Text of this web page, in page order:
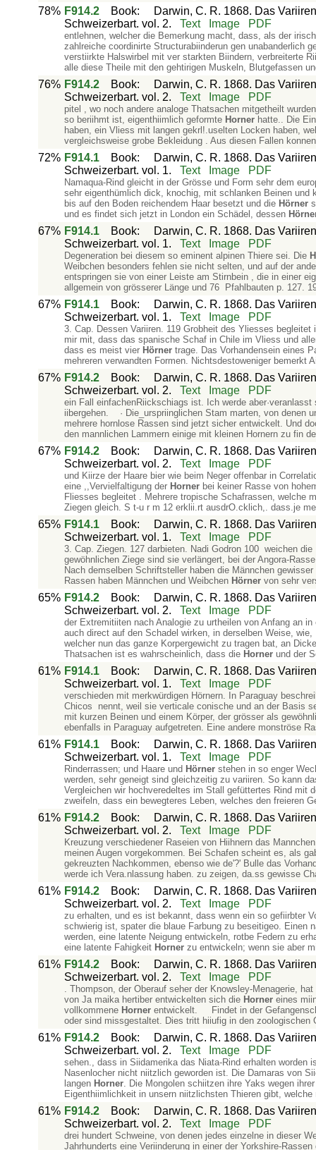
78% F914.2 Book:
Darwin, C. R. 1868. Das
Schweizerbart. vol. 2.
Text Image PDF
entlehnen, welcher die Bemerkung macht, dass, als der
zahlreiche coordinirte Structurabiinderun­ gen unabanderlich
verstiirkte Halswirbel mit ver­ starkten Biindern, verbreiterte
alle diese Theile mit den gehtirigen Muskeln, Blutgefassen
76% F914.2 Book:
Darwin, C. R. 1868. Das
Schweizerbart. vol. 2.
Text Image PDF
pitel , wo noch andere analoge Thatsachen mitgetheilt
so beriihmt ist, eigenthiimlich geformte Hornerhatte.. Die
haben, ein Vliess mit langen gekrl!.uselten Locken haben,
vergleichsweise grobe Bekleidung . Aus diesen Fallen
72% F914.1 Book:
Darwin, C. R. 1868. Das
Schweizerbart. vol. 1.
Text Image PDF
Namaqua-Rind gleicht in der Grösse und Form sehr dem
sehr eigenthümlich dick, knochig, mit schlanken Beinen
bis auf den Boden reichendem Haar besetzt und die Hörner
und es findet sich jetzt in London ein Schädel, dessen
67% F914.1 Book:
Darwin, C. R. 1868. Das
Schweizerbart. vol. 1.
Text Image PDF
Degeneration bei diesem so eminent alpinen Thiere sei. Die
Weibchen besonders fehlen sie nicht selten, und auf der
entspringen sie von einer Leiste am Stirnbein , die in einer
allgemein von grösserer Länge und 76 Pfahlbauten p. 127.
67% F914.1 Book:
Darwin, C. R. 1868. Das
Schweizerbart. vol. 1.
Text Image PDF
3. Cap. Dessen Variiren. 119 Grobheit des Yliesses
mir mit, dass das spanische Schaf in Chile im Vliess und
dass es meist vier Hörnertrage. Das Vorhandensein eines
mehreren verwandten Formen. Nichtsdestoweniger bemerkt
67% F914.2 Book:
Darwin, C. R. 1868. Das
Schweizerbart. vol. 2.
Text Image PDF
ein Fall einfachenRiickschiags ist. Ich werde
iibergehen. · Die_urspriinglichen Stam marten, von denen
mehrere hornlose Rassen sind jetzt sicher entwickelt. Und
den mannlichen Lammern einige mit kleinen Hornern zu fin­
67% F914.2 Book:
Darwin, C. R. 1868. Das
Schweizerbart. vol. 2.
Text Image PDF
und Kiirze der Haare bier wie beim Neger offenbar in
eine ,,Vervielfaltigung der Hornerbei keiner Rasse von
Fliesses begleitet . Mehrere tropische Schafrassen, welche
Ziegen gleich. S t-u r m 12 erklii.rt ausdrO.cklich,. dass.je
65% F914.1 Book:
Darwin, C. R. 1868. Das
Schweizerbart. vol. 1.
Text Image PDF
3. Cap. Ziegen. 127 darbieten. Nadi Godron 100 weichen
gewöhnlichen Ziege sind sie verlängert, bei der Angora-
Nach demselben Schriftsteller haben die Männchen
Rassen haben Männchen und Weibchen Hörnervon sehr
65% F914.2 Book:
Darwin, C. R. 1868. Das
Schweizerbart. vol. 2.
Text Image PDF
der Extremitiiten nach Analogie zu urtheilen von Anfang an
auch direct auf den Schadel wirken, in derselben Weise,
welcher nun das ganze Korpergewicht zu tragen bat, an
Thatsachen ist es wahrscheinlich, dass die Hornerund der
61% F914.1 Book:
Darwin, C. R. 1868. Das
Schweizerbart. vol. 1.
Text Image PDF
verschieden mit merkwürdigen Hörnern. In Paraguay
Chicos nennt, weil sie verticale conische und an der Basis
mit kurzen Beinen und einem Körper, der grösser als
ebenfalls in Paraguay aufgetreten. Eine andere monströse
61% F914.1 Book:
Darwin, C. R. 1868. Das
Schweizerbart. vol. 1.
Text Image PDF
Rinderrassen; und Haare und Hörnerstehen in so enger
werden, sehr geneigt sind gleichzeitig zu variiren. So kann
Vergleichen wir hochveredeltes im Stall gefüttertes Rind mit
zweifeln, dass ein bewegteres Leben, welches den freieren
61% F914.2 Book:
Darwin, C. R. 1868. Das
Schweizerbart. vol. 2.
Text Image PDF
Kreuzung verschiedener Raseien von Hiihnern das
meinen Augen vorgekommen. Bei Schafen scheint es, als
gekreuzten Nachkommen, ebenso wie de'?' Bulle das
werde ich Vera.nlassung haben. zu zeigen, da.ss gewisse
61% F914.2 Book:
Darwin, C. R. 1868. Das
Schweizerbart. vol. 2.
Text Image PDF
zu erhalten, und es ist bekannt, dass wenn ein so gefiirbter
schwierig ist, spater die blaue Farbung zu beseitigeo. Einen
werden, eine latente Neigung entwickeln, rotbe Federn zu
eine latente Fahigkeit Hornerzu entwickeln; wenn sie aber
61% F914.2 Book:
Darwin, C. R. 1868. Das
Schweizerbart. vol. 2.
Text Image PDF
. Thompson, der Oberauf­ seher der Knowsley-Menagerie,
von Ja­ maika hertiber entwickelten sich die Hornereines
vollkommene Hornerentwickelt. Findet in der
oder sind missgestaltet. Dies tritt hiiufig in den zoologischen
61% F914.2 Book:
Darwin, C. R. 1868. Das
Schweizerbart. vol. 2.
Text Image PDF
sehen., dass in Siidamerika das Niata-Rind erhalten
Nasenlocher nicht niitzlich geworden ist. Die Damaras von
langen Horner. Die Mongolen schiitzen ihre Yaks wegen
Eigenthiimlichkeit in unsern niitzlichsten Thieren gibt,
61% F914.2 Book:
Darwin, C. R. 1868. Das
Schweizerbart. vol. 2.
Text Image PDF
drei­ hundert Schweine, von denen jedes einzelne in dieser
Jahrhunderts eine Veriinderung in einer der Yorkshire-